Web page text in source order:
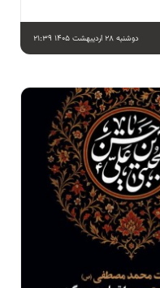
دوشنبه 28 اردیبهشت 1405 21:39